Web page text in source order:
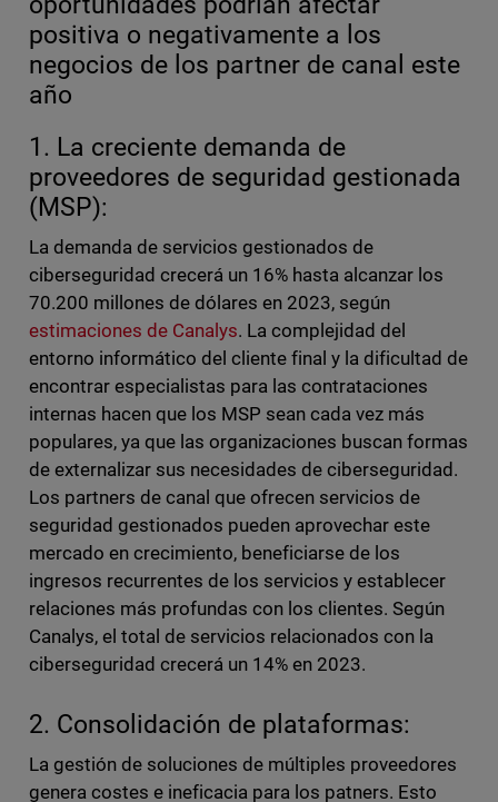
positiva o negativamente a los
negocios de los partner de canal este
año
1. La creciente demanda de
proveedores de seguridad gestionada
(MSP):
La demanda de servicios gestionados de
ciberseguridad crecerá un 16% hasta alcanzar los
70.200 millones de dólares en 2023, según
estimaciones de Canalys. La complejidad del
entorno informático del cliente final y la dificultad de
encontrar especialistas para las contrataciones
internas hacen que los MSP sean cada vez más
populares, ya que las organizaciones buscan formas
de externalizar sus necesidades de ciberseguridad.
Los partners de canal que ofrecen servicios de
seguridad gestionados pueden aprovechar este
mercado en crecimiento, beneficiarse de los
ingresos recurrentes de los servicios y establecer
relaciones más profundas con los clientes. Según
Canalys, el total de servicios relacionados con la
ciberseguridad crecerá un 14% en 2023.
2. Consolidación de plataformas:
La gestión de soluciones de múltiples proveedores
genera costes e ineficacia para los patners. Esto